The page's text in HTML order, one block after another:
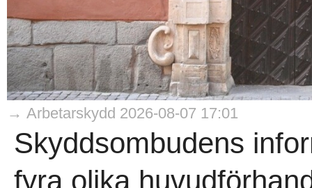
→ Arbetarskydd 2026-08-07 17:01
Skyddsombudens
fyra olika